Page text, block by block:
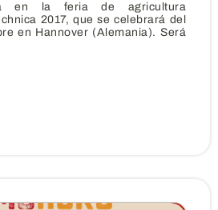
en la feria de agricultura
2017, que se celebrará del
en Hannover (Alemania). Será